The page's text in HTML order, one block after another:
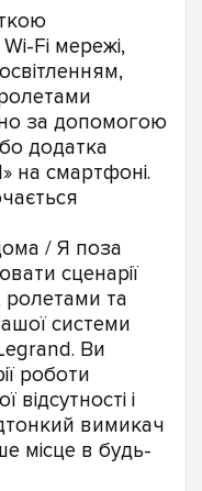
Fi мережі,
за допомогою
додатка
на смартфоні.
/ Я поза
сценарії
ролетами та
системи
Ви
роботи
і
вимикач
місце в будь-